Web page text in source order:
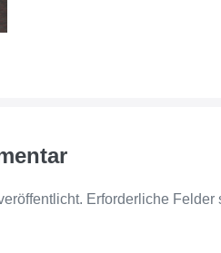
Erforderliche Felder